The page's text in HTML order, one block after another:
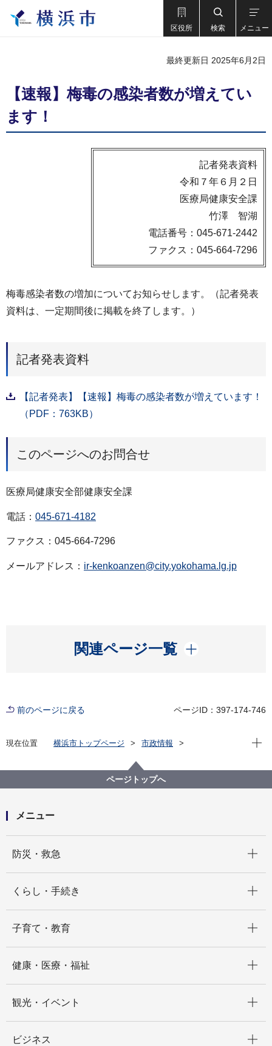
区役所 検索 メニュー
最終更新日 2025年6月2日
【速報】梅毒の感染者数が増えてい
ます！
記者発表資料
令和７年６月２日
医療局健康安全課
竹澤 智湖
電話番号：045-671-2442
ファクス：045-664-7296
梅毒感染者数の増加についてお知らせします。（記者発表
資料は、一定期間後に掲載を終了します。）
記者発表資料
【記者発表】【速報】梅毒の感染者数が増えています！
（PDF：763KB）
このページへのお問合せ
医療局健康安全部健康安全課
電話： 045-671-4182
ファクス：045-664-7296
メールアドレス： ir-kenkoanzen@city.yokohama.lg.jp
関連ページ一覧
開く
前のページに戻る ページID：397-174-746
現在位置 横浜市トップページ
市政情報
【速報】梅毒の感染者数が増えています！
現在
ページトップへ
メニュー
防災・救急
くらし・手続き
子育て・教育
健康・医療・福祉
観光・イベント
ビジネス